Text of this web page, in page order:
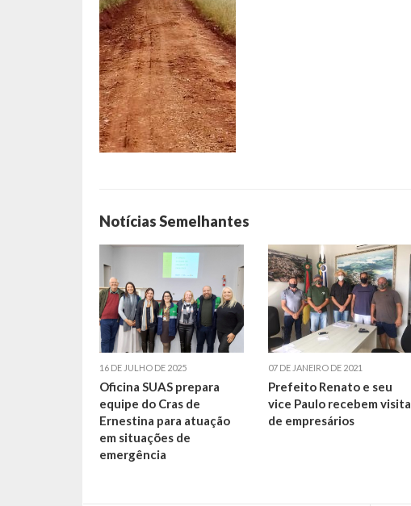
Notícias Semelhantes
16 DE JULHO DE 2025
Oficina SUAS prepara
equipe do Cras de
Ernestina para atuação
em situações de
emergência
07 DE JANEIRO DE 2021
Prefeito Renato e seu
vice Paulo recebem visita
de empresários